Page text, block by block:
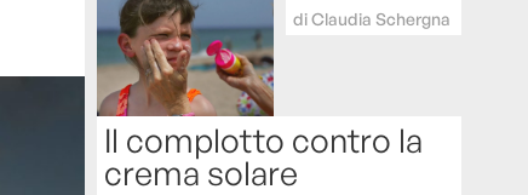
diClaudia Schergna
Il complotto contro la
crema solare